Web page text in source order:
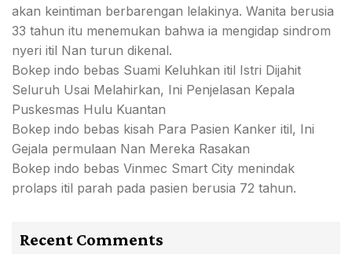
akan keintiman berbarengan lelakinya. Wanita berusia
33 tahun itu menemukan bahwa ia mengidap sindrom
nyeri itil Nan turun dikenal.
Bokep indo bebas Suami Keluhkan itil Istri Dijahit
Seluruh Usai Melahirkan, Ini Penjelasan Kepala
Puskesmas Hulu Kuantan
Bokep indo bebas kisah Para Pasien Kanker itil, Ini
Gejala permulaan Nan Mereka Rasakan
Bokep indo bebas Vinmec Smart City menindak
prolaps itil parah pada pasien berusia 72 tahun.
Recent Comments